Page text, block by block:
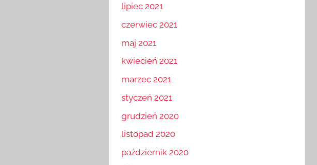
lipiec 2021
czerwiec 2021
maj 2021
kwiecień 2021
marzec 2021
styczeń 2021
grudzień 2020
listopad 2020
październik 2020